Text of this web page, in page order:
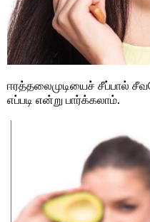
ஈரத்தலைமுடியைச் சீப்பால்
எப்படி என்று பார்க்கலாம்.